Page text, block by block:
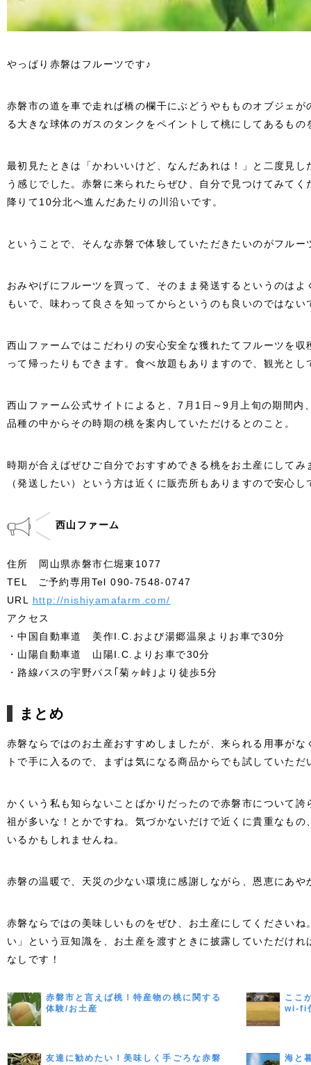
やっぱり赤磐はフルーツです♪
赤磐市の道を車で走れば橋の欄干にぶどうやもものオブジェ
る大きな球体のガスのタンクをペイントして桃にしてあるもの
最初見たときは「かわいいけど、なんだあれは！」と二度見
う感じでした。赤磐に来られたらぜひ、自分で見つけてみて
降りて10分北へ進んだあたりの川沿いです。
ということで、そんな赤磐で体験していただきたいのがフルー
おみやげにフルーツを買って、そのまま発送するというのは
もいで、味わって良さを知ってからというのも良いのではない
西山ファームではこだわりの安心安全な獲れたてフルーツを
って帰ったりもできます。食べ放題もありますので、観光とし
西山ファーム公式サイトによると、7月1日～9月上旬の期間内
品種の中からその時期の桃を案内していただけるとのこと。
時期が合えばぜひご自分でおすすめできる桃をお土産にして
（発送したい）という方は近くに販売所もありますので安心し
西山ファーム
住所 岡山県赤磐市仁堀東1077
TEL ご予約専用Tel 090-7548-0747
URL http://nishiyamafarm.com/
アクセス
・中国自動車道 美作I.C.および湯郷温泉よりお車で30分
・山陽自動車道 山陽I.C.よりお車で30分
・路線バスの宇野バス｢菊ヶ峠｣より徒歩5分
まとめ
赤磐ならではのお土産おすすめしましたが、来られる用事が
トで手に入るので、まずは気になる商品からでも試していた
かくいう私も知らないことばかりだったので赤磐市について
祖が多いな！とかですね。気づかないだけで近くに貴重なも
いるかもしれませんね。
赤磐の温暖で、天災の少ない環境に感謝しながら、恩恵にあや
赤磐ならではの美味しいものをぜひ、お土産にしてください
い」という豆知識を、お土産を渡すときに披露していただけ
なしです！
赤磐市と言えば桃！特産物の桃に関する
体験/お土産
ここ
wi-fi
友達に勧めたい！美味しく手ごろな赤磐
海と